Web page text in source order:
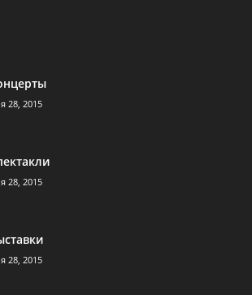
28, 2015
28, 2015
28, 2015